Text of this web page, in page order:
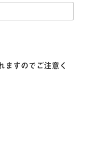
ますのでご注意く